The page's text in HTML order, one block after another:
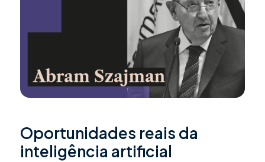
Oportunidades reais da
inteligência artificial